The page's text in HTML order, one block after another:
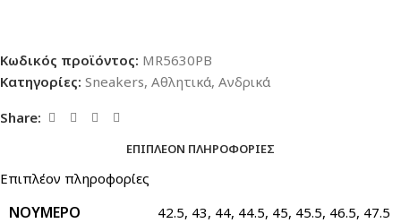
Κωδικός προϊόντος: MR5630PB
Κατηγορίες: Sneakers, Αθλητικά, Ανδρικά
Share:
ΕΠΙΠΛΈΟΝ ΠΛΗΡΟΦΟΡΊΕΣ
Επιπλέον πληροφορίες
ΝΟΎΜΕΡΟ 42.5, 43, 44, 44.5, 45, 45.5, 46.5, 47.5